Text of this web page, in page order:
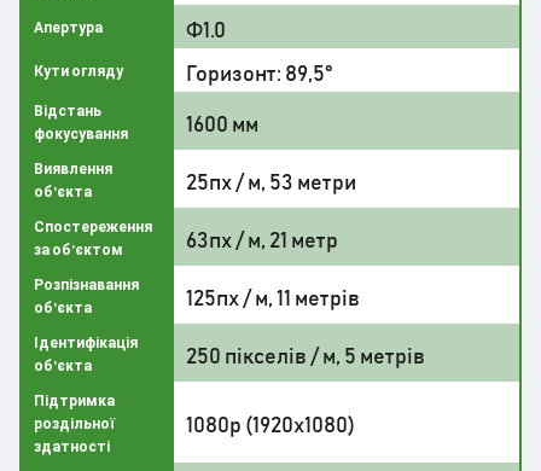
Апертура Ф1.0
Кути огляду Горизонт: 89,5°
Відстань
фокусування
1600 мм
Виявлення
об'єкта
25пх / м, 53 метри
Спостереження
за об'єктом
63пх / м, 21 метр
Розпізнавання
об'єкта
125пх / м, 11 метрів
Ідентифікація
об'єкта
250 пікселів / м, 5 метрів
Підтримка
роздільної
здатності
1080p (1920x1080)